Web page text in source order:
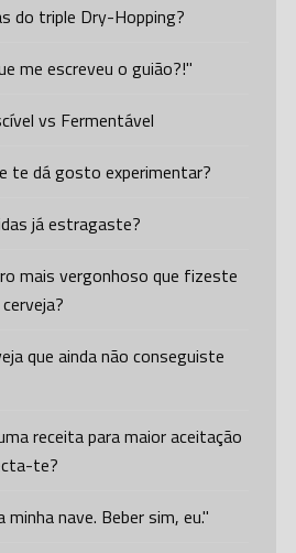
do triple Dry-Hopping?
me escreveu o guião?!"
vs Fermentável
te dá gosto experimentar?
já estragaste?
mais vergonhoso que fizeste
que ainda não conseguiste
receita para maior aceitação
te?
nave. Beber sim, eu."